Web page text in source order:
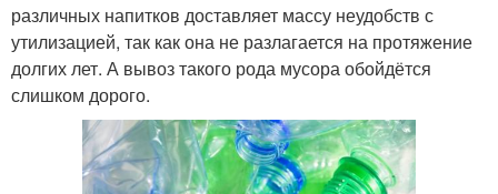
различных напитков доставляет массу неудобств с
утилизацией, так как она не разлагается на протяжение
долгих лет. А вывоз такого рода мусора обойдётся
слишком дорого.